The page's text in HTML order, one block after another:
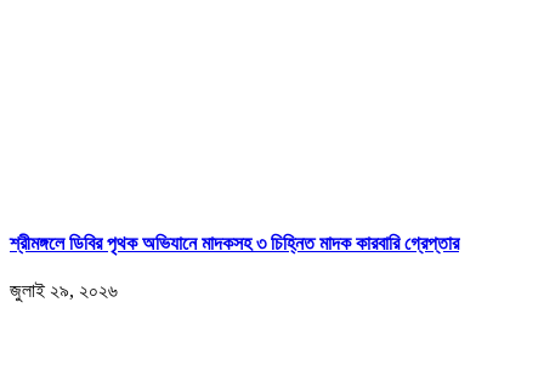
শ্রীমঙ্গলে ডিবির পৃথক অভিযানে মাদকসহ ৩ চিহ্নিত মাদক কারবারি গ্রেপ্তার
জুলাই ২৯, ২০২৬